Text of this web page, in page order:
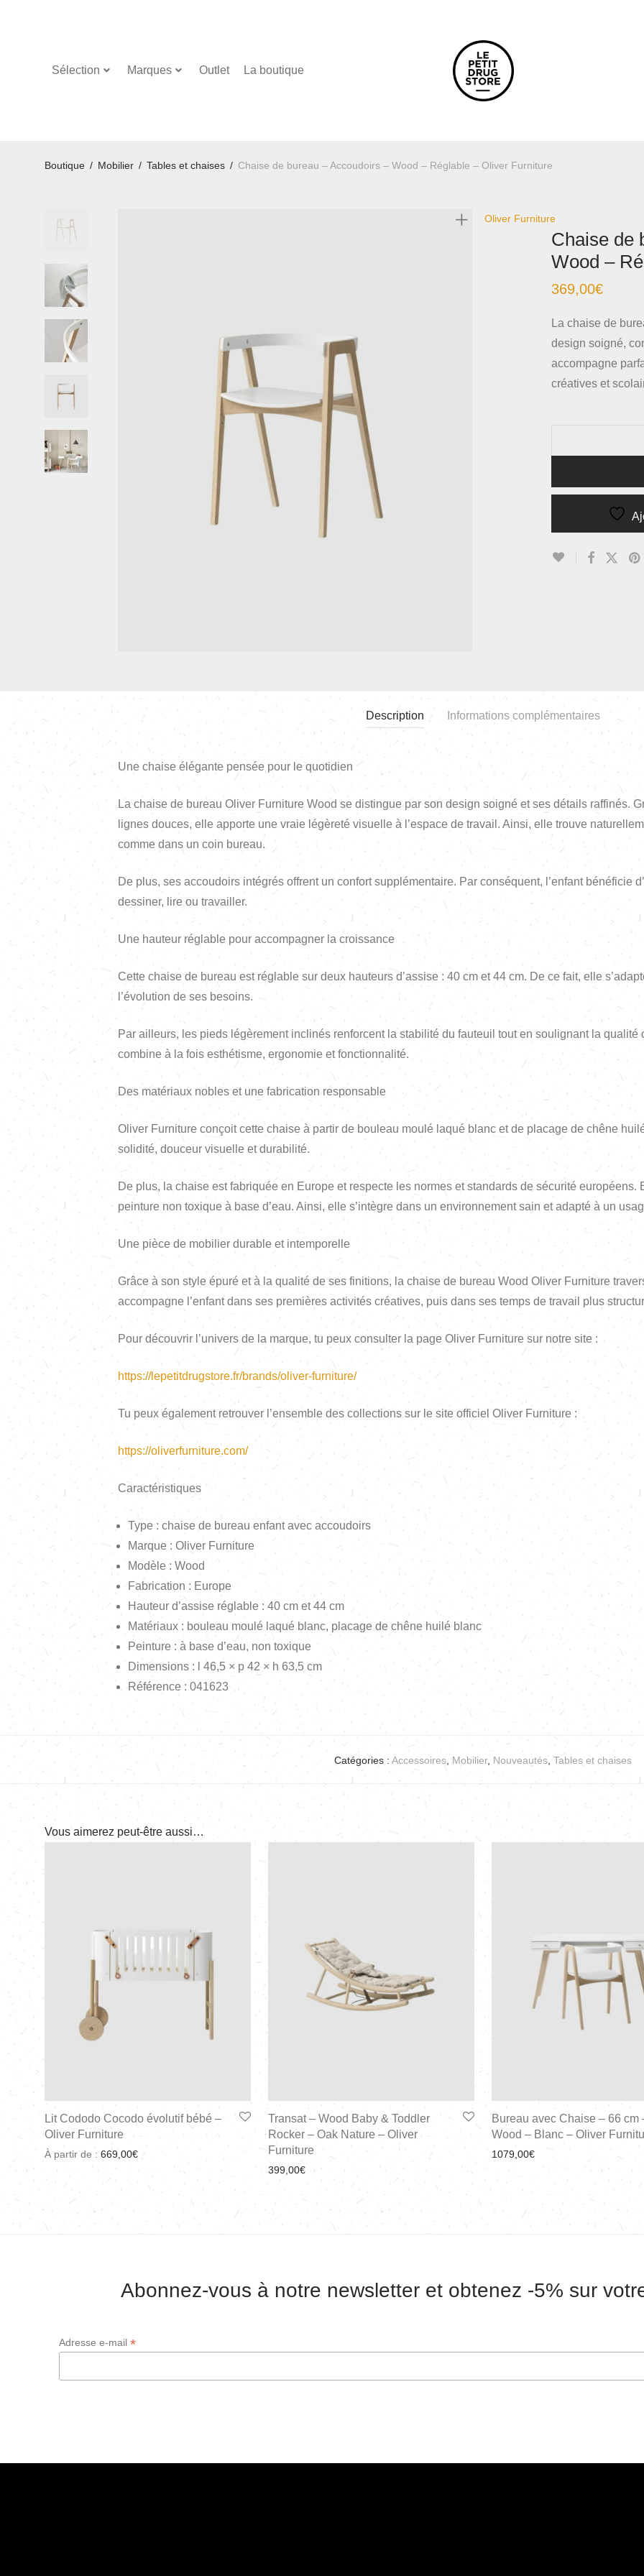
Sélection Marques Outlet La boutique
Boutique / Mobilier / Tables et chaises / Chaise de bureau – Accoudoirs – Wood – Réglable – Oliver Furniture
Oliver Furniture
Chaise de
Wood –
369,00€
La chaise de
design soigné,
accompagne
créatives et
Description Informations complémentaires
Une chaise élégante pensée pour le quotidien
La chaise de bureau Oliver Furniture Wood se distingue par son design soigné et ses détails raffinés.
lignes douces, elle apporte une vraie légèreté visuelle à l’espace de travail. Ainsi, elle trouve
comme dans un coin bureau.
De plus, ses accoudoirs intégrés offrent un confort supplémentaire. Par conséquent, l’enfant bénéficie
dessiner, lire ou travailler.
Une hauteur réglable pour accompagner la croissance
Cette chaise de bureau est réglable sur deux hauteurs d’assise : 40 cm et 44 cm. De ce fait, elle
l’évolution de ses besoins.
Par ailleurs, les pieds légèrement inclinés renforcent la stabilité du fauteuil tout en soulignant la
combine à la fois esthétisme, ergonomie et fonctionnalité.
Des matériaux nobles et une fabrication responsable
Oliver Furniture conçoit cette chaise à partir de bouleau moulé laqué blanc et de placage de chêne
solidité, douceur visuelle et durabilité.
De plus, la chaise est fabriquée en Europe et respecte les normes et standards de sécurité
peinture non toxique à base d’eau. Ainsi, elle s’intègre dans un environnement sain et adapté à un
Une pièce de mobilier durable et intemporelle
Grâce à son style épuré et à la qualité de ses finitions, la chaise de bureau Wood Oliver Furniture
accompagne l’enfant dans ses premières activités créatives, puis dans ses temps de travail plus
Pour découvrir l’univers de la marque, tu peux consulter la page Oliver Furniture sur notre site :
https://lepetitdrugstore.fr/brands/oliver-furniture/
Tu peux également retrouver l’ensemble des collections sur le site officiel Oliver Furniture :
https://oliverfurniture.com/
Caractéristiques
Type : chaise de bureau enfant avec accoudoirs
Marque : Oliver Furniture
Modèle : Wood
Fabrication : Europe
Hauteur d’assise réglable : 40 cm et 44 cm
Matériaux : bouleau moulé laqué blanc, placage de chêne huilé blanc
Peinture : à base d’eau, non toxique
Dimensions : l 46,5 × p 42 × h 63,5 cm
Référence : 041623
Catégories : Accessoires, Mobilier, Nouveautés, Tables et chaises
Vous aimerez peut-être aussi…
Lit Cododo Cocodo évolutif bébé –
Oliver Furniture
À partir de : 669,00€
Transat – Wood Baby & Toddler
Rocker – Oak Nature – Oliver
Furniture
399,00€
Bureau avec Chaise – 66 cm
Wood – Blanc – Oliver
1079,00€
Abonnez-vous à notre newsletter et obtenez -5% sur
Adresse e-mail *